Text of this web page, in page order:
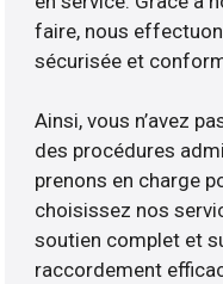
faire, nous
sécurisée et
Ainsi, vous n’avez
des procédures
prenons en charge
choisissez nos
soutien complet et
raccordement